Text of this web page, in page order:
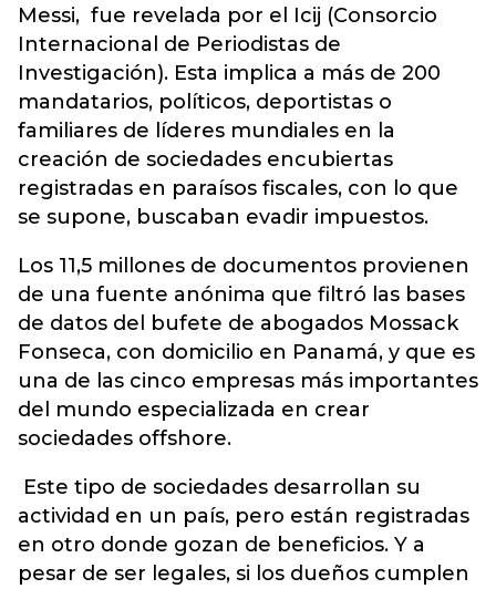
Messi, fue revelada por el Icij (Consorcio
Internacional de Periodistas de
Investigación). Esta implica a más de 200
mandatarios, políticos, deportistas o
familiares de líderes mundiales en la
creación de sociedades encubiertas
registradas en paraísos fiscales, con lo que
se supone, buscaban evadir impuestos.
Los 11,5 millones de documentos provienen
de una fuente anónima que filtró las bases
de datos del bufete de abogados Mossack
Fonseca, con domicilio en Panamá, y que es
una de las cinco empresas más importantes
del mundo especializada en crear
sociedades offshore.
Este tipo de sociedades desarrollan su
actividad en un país, pero están registradas
en otro donde gozan de beneficios. Y a
pesar de ser legales, si los dueños cumplen